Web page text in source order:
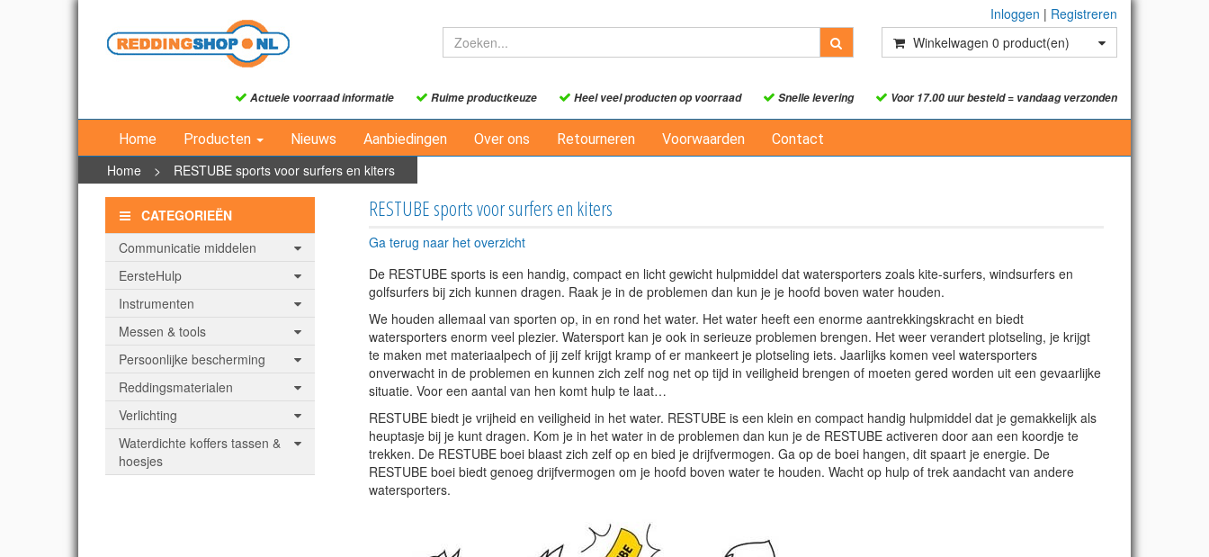
Inloggen | Registreren
Winkelwagen 0 product(en)
Actuele voorraad informatie Ruime productkeuze Heel veel producten op voorraad Snelle levering Voor 17.00 uur besteld = vandaag verzonden
Home Producten Nieuws Aanbiedingen Over ons Retourneren Voorwaarden Contact
Home > RESTUBE sports voor surfers en kiters
CATEGORIEËN
Communicatie middelen
EersteHulp
Instrumenten
Messen & tools
Persoonlijke bescherming
Reddingsmaterialen
Verlichting
Waterdichte koffers tassen &
hoesjes
RESTUBE sports voor surfers en kiters
Ga terug naar het overzicht
De RESTUBE sports is een handig, compact en licht gewicht hulpmiddel dat watersporters zoals kite-surfers, windsurfers en
golfsurfers bij zich kunnen dragen. Raak je in de problemen dan kun je je hoofd boven water houden.
We houden allemaal van sporten op, in en rond het water. Het water heeft een enorme aantrekkingskracht en biedt
watersporters enorm veel plezier. Watersport kan je ook in serieuze problemen brengen. Het weer verandert plotseling, je krijgt
te maken met materiaalpech of jij zelf krijgt kramp of er mankeert je plotseling iets. Jaarlijks komen veel watersporters
onverwacht in de problemen en kunnen zich zelf nog net op tijd in veiligheid brengen of moeten gered worden uit een gevaarlijke
situatie. Voor een aantal van hen komt hulp te laat…
RESTUBE biedt je vrijheid en veiligheid in het water. RESTUBE is een klein en compact handig hulpmiddel dat je gemakkelijk als
heuptasje bij je kunt dragen. Kom je in het water in de problemen dan kun je de RESTUBE activeren door aan een koordje te
trekken. De RESTUBE boei blaast zich zelf op en bied je drijfvermogen. Ga op de boei hangen, dit spaart je energie. De
RESTUBE boei biedt genoeg drijfvermogen om je hoofd boven water te houden. Wacht op hulp of trek aandacht van andere
watersporters.